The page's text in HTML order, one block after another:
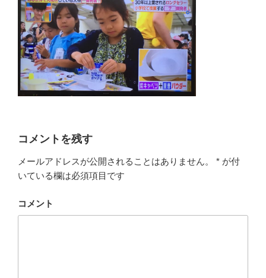
コメントを残す
メールアドレスが公開されることはありません。 * が付
いている欄は必須項目です
コメント